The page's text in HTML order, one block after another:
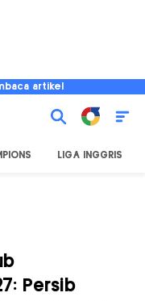
artikel
LIGA INGGRIS
Persib